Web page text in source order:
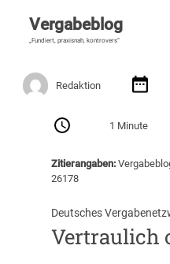
Vergabeblog
„Fundiert, praxisnah, kontrovers“
Redaktion
1 Minute
Zitierangaben:
26178
Deutsches
Vertraulich